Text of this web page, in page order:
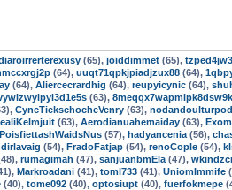
(65), joiddimmet (65),
(64), uuqt71qpkjpiadjzux88 (64),
(64), Aliercecrardhig (64), reupyicynic (64),
(63), 8meqqx7wapmipk8dsw9k
CyncTiekschocheVenry (63),
(63), Aerodianuahemaiday (63),
PoisfiettashWaidsNus (57), hadyancenia (56),
(54), FradoFatjap (54), renoCople (54),
rumagimah (47), sanjuanbmEla (47),
Markroadani (41), toml733 (41), UniomImmife
(40), tome092 (40), optosiupt (40), fuerfokmepe